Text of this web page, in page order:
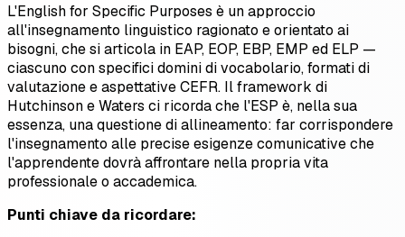
L'English for Specific Purposes è un approccio
all'insegnamento linguistico ragionato e orientato ai
bisogni, che si articola in EAP, EOP, EBP, EMP ed ELP —
ciascuno con specifici domini di vocabolario, formati di
valutazione e aspettative CEFR. Il framework di
Hutchinson e Waters ci ricorda che l'ESP è, nella sua
essenza, una questione di allineamento: far corrispondere
l'insegnamento alle precise esigenze comunicative che
l'apprendente dovrà affrontare nella propria vita
professionale o accademica.
Punti chiave da ricordare: